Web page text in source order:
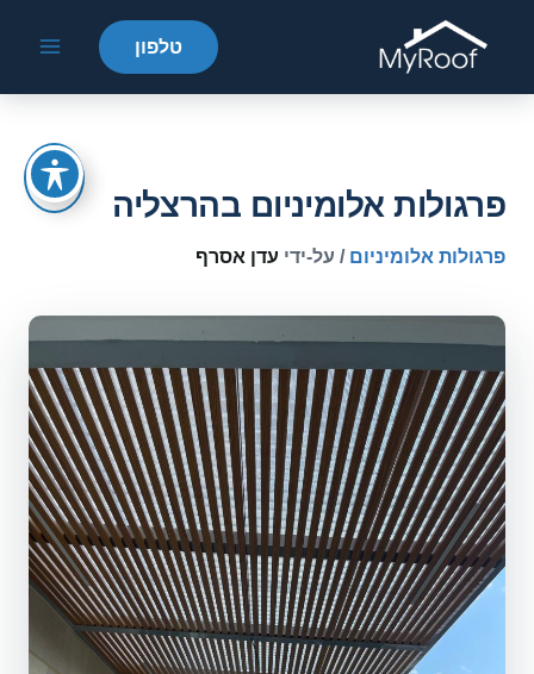
טלפון
פרגולות אלומיניום בהרצליה
פרגולות אלומיניום / על-ידי עדן אסרף